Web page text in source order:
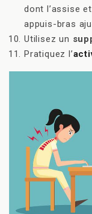
dont l’assise
appuis-bras
Utilisez un
Pratiquez l’